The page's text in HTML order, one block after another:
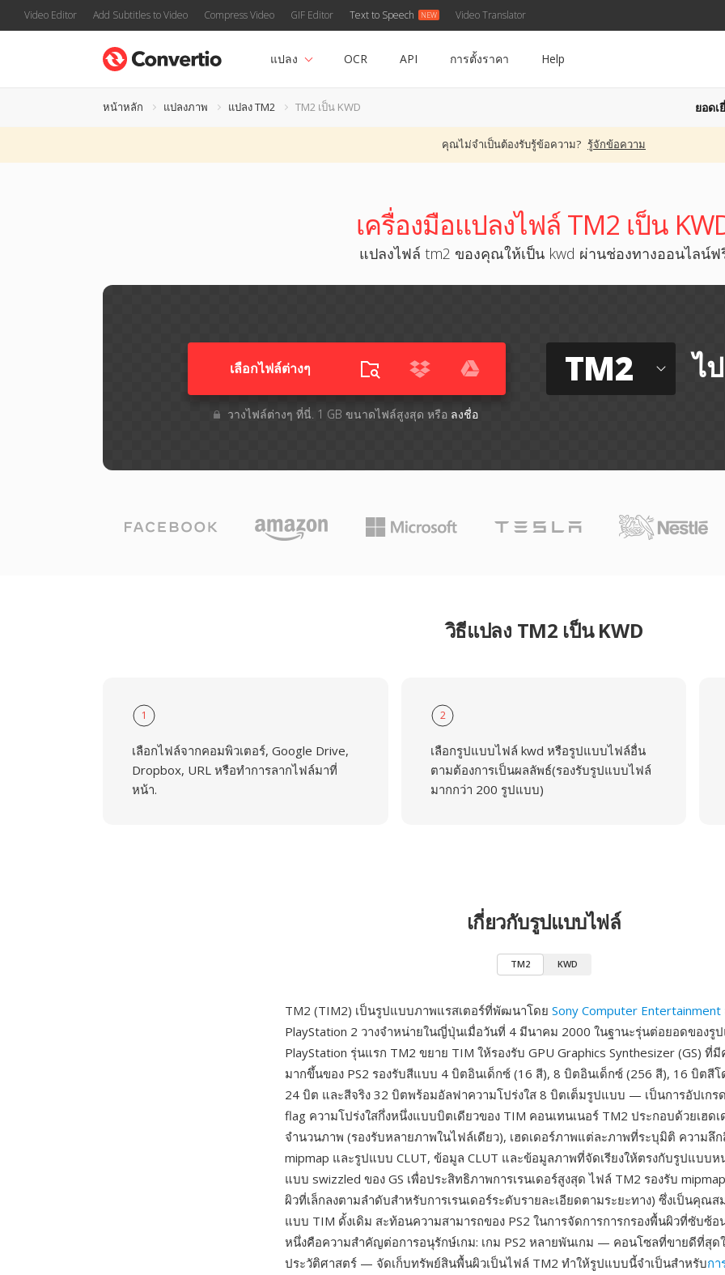
Video Editor Add Subtitles to Video Compress Video GIF Editor Text to Speech Video Translator
แปลง OCR API การตั้งราคา Help
หน้าหลัก แปลงภาพ แปลง TM2 TM2 เป็น KWD ยอดเ
คุณไม่จำเป็นต้องรับรู้ข้อความ? รู้จักข้อความ
เครื่องมือแปลงไฟล์ TM2 เป็น
แปลงไฟล์ tm2 ของคุณให้เป็น kwd ผ่านช่องทางออนไลน์ฟ
เลือกไฟล์ต่างๆ​
วางไฟล์ต่างๆ​ ที่นี่. 1 GB ขนาดไฟล์สูงสุด หรือ ลงชื่อ
TM2 ไ
วิธีแปลง TM2 เป็น KWD
1
เลือกไฟล์จากคอมพิวเตอร์, Google Drive,
Dropbox, URL หรือทำการลากไฟล์มาที่
หน้า.
2
เลือกรูปแบบไฟล์ kwd หรือรูปแบบไฟล์อื่น
ตามต้องการเป็นผลลัพธ์(รองรับรูปแบบไฟล์
มากกว่า 200 รูปแบบ)
เกี่ยวกับรูปแบบไฟล์
TM2 KWD
TM2 (TIM2) เป็นรูปแบบภาพแรสเตอร์ที่พัฒนาโดย Sony Computer Entertainment
PlayStation 2 วางจำหน่ายในญี่ปุ่นเมื่อวันที่ 4 มีนาคม 2000 ในฐานะรุ่นต่อยอดของรู
PlayStation รุ่นแรก TM2 ขยาย TIM ให้รองรับ GPU Graphics Synthesizer (GS) ที่
มากขึ้นของ PS2 รองรับสีแบบ 4 บิตอินเด็กซ์ (16 สี), 8 บิตอินเด็กซ์ (256 สี), 16 บิตสีโ
24 บิต และสีจริง 32 บิตพร้อมอัลฟาความโปร่งใส 8 บิตเต็มรูปแบบ — เป็นการอัปเก
flag ความโปร่งใสกึ่งหนึ่งแบบบิตเดียวของ TIM คอนเทนเนอร์ TM2 ประกอบด้วยเฮด
จำนวนภาพ (รองรับหลายภาพในไฟล์เดียว), เฮดเดอร์ภาพแต่ละภาพที่ระบุมิติ ความลึ
mipmap และรูปแบบ CLUT, ข้อมูล CLUT และข้อมูลภาพที่จัดเรียงให้ตรงกับรูปแบบห
แบบ swizzled ของ GS เพื่อประสิทธิภาพการเรนเดอร์สูงสุด ไฟล์ TM2 รองรับ
ผิวที่เล็กลงตามลำดับสำหรับการเรนเดอร์ระดับรายละเอียดตามระยะทาง) ซึ่งเป็นคุณ
แบบ TIM ดั้งเดิม สะท้อนความสามารถของ PS2 ในการจัดการการกรองพื้นผิวที่ซับซ้
หนึ่งคือความสำคัญต่อการอนุรักษ์เกม: เกม PS2 หลายพันเกม — คอนโซลที่ขายดีที่สุด
ประวัติศาสตร์ — จัดเก็บทรัพย์สินพื้นผิวเป็นไฟล์ TM2 ทำให้รูปแบบนี้จำเป็นสำหรับกา